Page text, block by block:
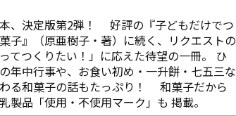
、決定版第2弾！ 好評の『子どもだけでつ
子』（原亜樹子・著）に続く、リクエストの
てつくりたい！」に応えた待望の一冊。 ひ
年中行事や、お食い初め・一升餅・七五三な
る和菓子の話もたっぷり！ 和菓子だから
製品「使用・不使用マーク」も 掲載。